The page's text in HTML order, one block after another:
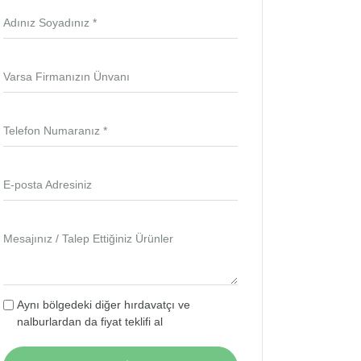
Adınız Soyadınız *
Varsa Firmanızın Ünvanı
Telefon Numaranız *
E-posta Adresiniz
Mesajınız / Talep Ettiğiniz Ürünler
Aynı bölgedeki diğer hırdavatçı ve
nalburlardan da fiyat teklifi al